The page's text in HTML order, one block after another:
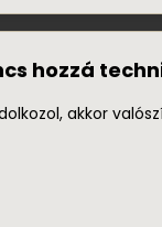
hozzá
akkor